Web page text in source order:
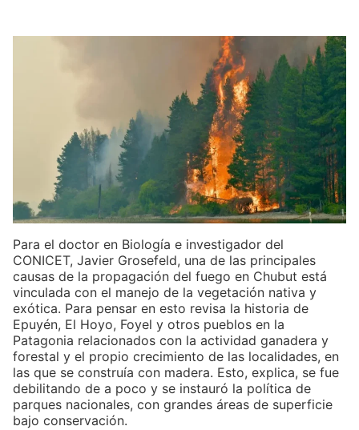
Para el doctor en Biología e investigador del
CONICET, Javier Grosefeld, una de las principales
causas de la propagación del fuego en Chubut está
vinculada con el manejo de la vegetación nativa y
exótica. Para pensar en esto revisa la historia de
Epuyén, El Hoyo, Foyel y otros pueblos en la
Patagonia relacionados con la actividad ganadera y
forestal y el propio crecimiento de las localidades, en
las que se construía con madera. Esto, explica, se fue
debilitando de a poco y se instauró la política de
parques nacionales, con grandes áreas de superficie
bajo conservación.